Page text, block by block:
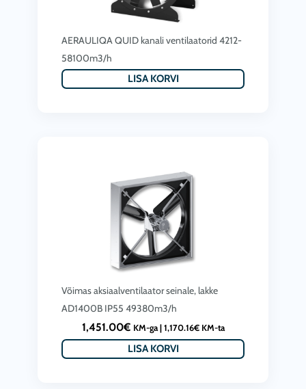
AERAULIQA QUID kanali ventilaatorid 4212-
58100m3/h
LISA KORVI
Võimas aksiaalventilaator seinale, lakke
AD1400B IP55 49380m3/h
1,451.00€ KM-ga | 1,170.16€KM-ta
LISA KORVI